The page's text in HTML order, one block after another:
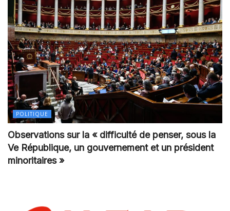
POLITIQUE
Observations sur la « difficulté de penser, sous la
Ve République, un gouvernement et un président
minoritaires »